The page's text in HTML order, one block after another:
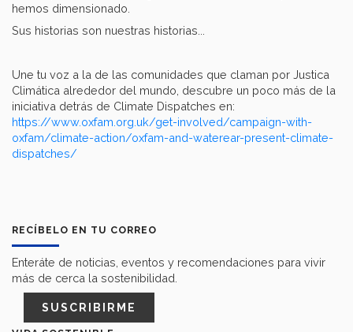
hemos dimensionado.
Sus historias son nuestras historias...
Une tu voz a la de las comunidades que claman por Justica
Climática alrededor del mundo, descubre un poco más de la
iniciativa detrás de Climate Dispatches en:
https://www.oxfam.org.uk/get-involved/campaign-with-
oxfam/climate-action/oxfam-and-waterear-present-climate-
dispatches/
RECÍBELO EN TU CORREO
Enteráte de noticias, eventos y recomendaciones para vivir
más de cerca la sostenibilidad.
SUSCRIBIRME